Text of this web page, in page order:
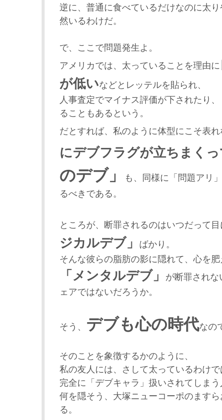
逆に、普通に食べているだけなのに太
然いるわけだ。
で、ここで問題発生よ。
アメリカでは、太っていることを理由に
が低いなどとレッテルを貼られ、
人事査定でマイナス評価が下されたり
ることもあるという。
だとすれば、私のように体型にこそ表
にデブフラグが立ちまく
のデブ」
も、同様に「問題アリ
るべきである。
ところが、断罪されるのはいつだって
ジカルデブ」
ばかり。
そんな彼らの脂肪の影に隠れて、心を
「メンタルデブ」
が断罪され
ェアではないだろうか。
そう、 デブも心の時代なの
そのことを象徴するかのように、
私の友人には、さして太っているわけ
完全に「デブキャラ」扱いされてしま
何を隠そう、大塚ニューコーポのます
る。